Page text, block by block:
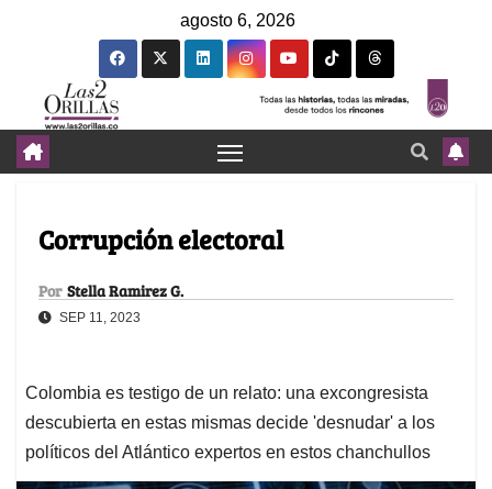
agosto 6, 2026
Corrupción electoral
Por Stella Ramirez G.
SEP 11, 2023
Colombia es testigo de un relato: una excongresista
descubierta en estas mismas decide 'desnudar' a los
políticos del Atlántico expertos en estos chanchullos